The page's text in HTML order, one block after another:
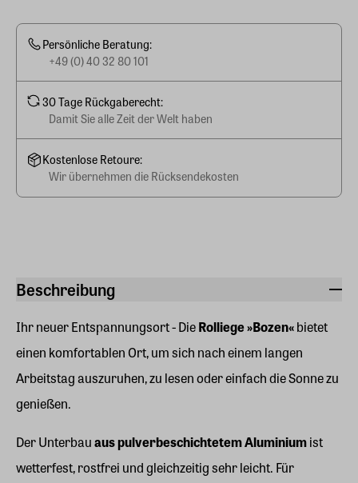
Beschreibung
Ihr neuer Entspannungsort - DieRolliege »Bozen«bietet
einen komfortablen Ort, um sich nach einem langen
Arbeitstag auszuruhen, zu lesen oder einfach die Sonne zu
genießen.
Der Unterbauaus pulverbeschichtetem Aluminiumist
wetterfest, rostfrei und gleichzeitig sehr leicht. Für
Persönliche Beratung:
+49 (0) 40 32 80 101
30 Tage Rückgaberecht:
Damit Sie alle Zeit der Welt haben
Kostenlose Retoure:
Wir übernehmen die Rücksendekosten